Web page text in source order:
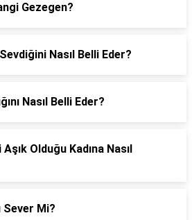
Gezegen?
Nasıl Belli Eder?
Nasıl Belli Eder?
Olduğu Kadına Nasıl
Sever Mi?